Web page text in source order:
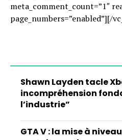
meta_comment_count=”1″
page_numbers=”enabled”][/
Shawn Layden tacle
incompréhension
l’industrie”
GTA V : la mise à